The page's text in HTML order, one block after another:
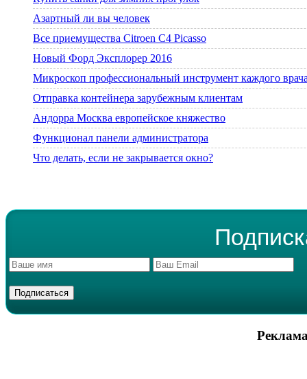
Азартный ли вы человек
Все приемущества Сitroen C4 Picasso
Новый Форд Эксплорер 2016
Микроскоп профессиональный инструмент каждого
Отправка контейнера зарубежным клиентам
Андорра Москва европейское княжество
Функционал панели администратора
Что делать, если не закрывается окно?